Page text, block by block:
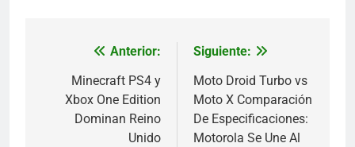
Navegación
entradas
Anterior:
Minecraft PS4 y
Xbox One Edition
Dominan Reino
Unido
Siguiente:
Moto Droid Turbo vs
Moto X Comparación
De Especificaciones:
Motorola Se Une Al